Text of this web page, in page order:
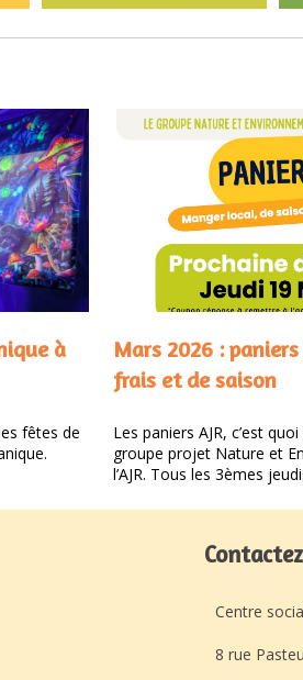
à
fêtes de
Mars 2026 :
frais et de saison
Les paniers AJR, c’est
groupe projet Nature et
l’AJR. Tous les 3èmes
Centre
8 rue